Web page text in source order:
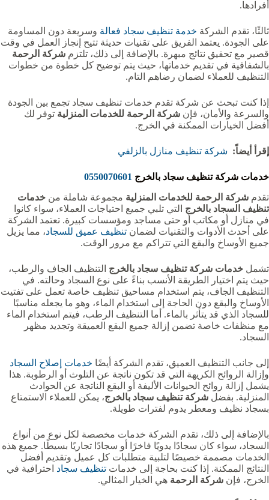
أفرادها.
ثالثًا، تقدم الشركة خدمة تنظيف سجاد فعالة وسريعة دون المساومة
على الجودة. يعتمد الفريق على تقنيات حديثة تتيح إنجاز العمل في وقت
قصير مع تحقيق نتائج مبهرة. بالإضافة إلى ذلك، تلتزم شركة الرحمة
بالشفافية في تقديم خدماتها، حيث يتم توضيح كل خطوة من خطوات
التنظيف للعملاء لضمان رضاهم التام.
إذا كنت تبحث عن شركة تقدم خدمات تنظيف سجاد تجمع بين الجودة
والسرعة والأمان، فإن شركة الرحمة للخدمات المنزلية توفر لك
أفضل الخيارات الممكنة في الخرج.
إقرأ أيضاً: شركة تنظيف منازل بالزلفي
خدمات شركة تنظيف سجاد بالخرج 0550070601
تقدم شركة الرحمة للخدمات المنزلية مجموعة شاملة من خدمات
تنظيف السجاد بالخرج التي تلبي جميع احتياجات العملاء، سواء كانوا
في منازل أو مكاتب أو حتى مساجد ومؤسسات كبيرة. تعتمد الشركة
على أحدث الأدوات والتقنيات لضمان تنظيف عميق للسجاد، مما يزيل
جميع الأوساخ والبقع التي تتراكم مع مرور الوقت.
تشمل خدمات شركة تنظيف سجاد بالخرج التنظيف الجاف والرطب،
حيث يتم اختيار الطريقة الأنسب بناءً على نوع السجاد وحالته. في
التنظيف الجاف، يتم استخدام مساحيق تنظيف خاصة تعمل على تفتيت
الأوساخ والبقع دون الحاجة إلى استخدام الماء، وهو ما يجعله مناسبًا
للسجاد الذي قد يتأثر بالماء. أما التنظيف الرطب، فيتم استخدام الماء
مع منظفات خاصة تضمن إزالة جميع البقع العميقة وتجديد مظهر
السجاد.
إلى جانب التنظيف العميق، تقدم الشركة أيضًا خدمات إصلاح السجاد
وإزالة الروائح الكريهة التي قد تكون ناتجة عن التلوث أو الرطوبة. هذا
يشمل إزالة روائح الحيوانات الأليفة أو البقع الناتجة عن الحوادث
المنزلية. بفضل شركة تنظيف سجاد بالخرج، يمكن للعملاء الاستمتاع
بسجاد نظيف ومعطر يدوم لفترات طويلة.
بالإضافة إلى ذلك، تقدم الشركة خدمات مخصصة لكل نوع من أنواع
السجاد، سواء كان سجادًا يدويًا فاخرًا أو سجادًا تجاريًا بسيطًا. جميع هذه
الخدمات مصممة خصيصًا لتلبية متطلبات كل عميل وتقديم أفضل
النتائج الممكنة. إذا كنت بحاجة إلى خدمات تنظيف سجاد احترافية في
الخرج، فإن شركة الرحمة هي الخيار المثالي.